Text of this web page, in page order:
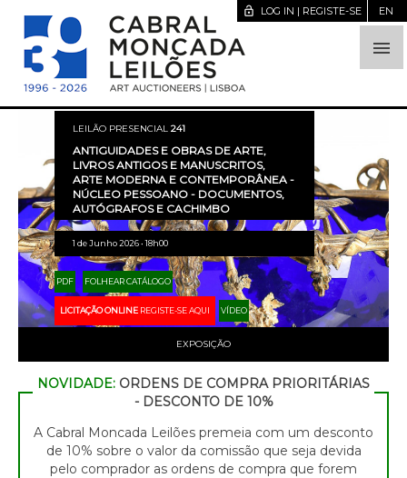

lock_open LOG IN | REGISTE-SE EN
LEILÃO PRESENCIAL 241
ANTIGUIDADES E OBRAS DE ARTE,
LIVROS ANTIGOS E MANUSCRITOS,
ARTE MODERNA E CONTEMPORÂNEA -
NÚCLEO PESSOANO - DOCUMENTOS,
AUTÓGRAFOS E CACHIMBO
1 de Junho 2026 • 18h00
PDF FOLHEAR CATÁLOGO
LICITAÇÃO ONLINE REGISTE-SE AQUI VÍDEO
EXPOSIÇÃO
NOVIDADE: ORDENS DE COMPRA PRIORITÁRIAS
- DESCONTO DE 10%
A Cabral Moncada Leilões premeia com um desconto
de 10% sobre o valor da comissão que seja devida
pelo comprador as ordens de compra que forem